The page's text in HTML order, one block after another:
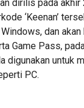
dirilis pada akhir
‘Keenan’
dan akan
Game Pass,
digunakan untuk
PC.